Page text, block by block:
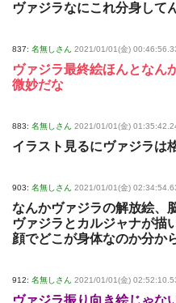
ヴァジラなにこれ分身して
837: 名無しさん 2021/01/01(金)
ヴァジラ最終絵ほんとなん
微妙だな
883: 名無しさん 2021/01/01(金)
イラスト見るにヴァジラは
903: 名無しさん 2021/01/01(金)
なんかヴァジラの解放絵、
ヴァジラとカルジャナが描
顔でどこが身体なのか分か
912: 名無しさん 2021/01/01(金)